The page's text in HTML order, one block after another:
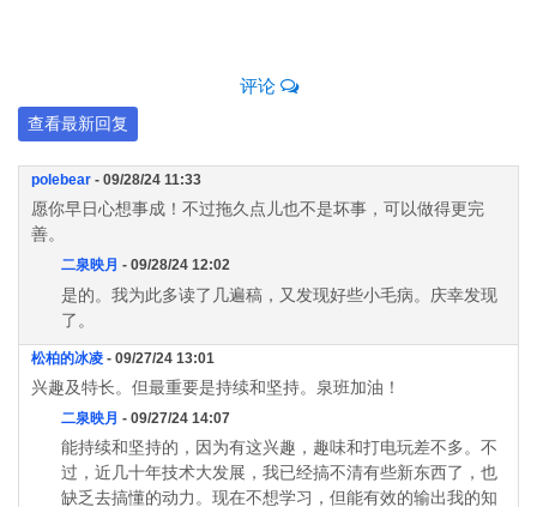
评论
查看最新回复
polebear - 09/28/24 11:33
愿你早日心想事成！不过拖久点儿也不是坏事，可以做得更完
善。
二泉映月 - 09/28/24 12:02
是的。我为此多读了几遍稿，又发现好些小毛病。庆幸发现
了。
松柏的冰凌 - 09/27/24 13:01
兴趣及特长。但最重要是持续和坚持。泉班加油！
二泉映月 - 09/27/24 14:07
能持续和坚持的，因为有这兴趣，趣味和打电玩差不多。不
过，近几十年技术大发展，我已经搞不清有些新东西了，也
缺乏去搞懂的动力。现在不想学习，但能有效的输出我的知